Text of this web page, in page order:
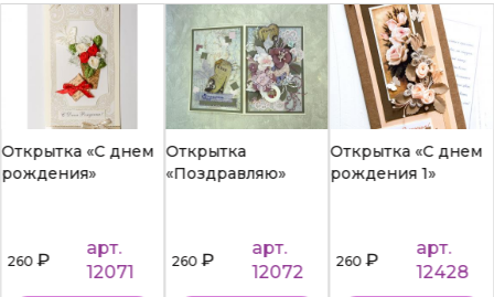
Открытка «С днем
рождения»
260 ₽
арт.
12071
Открытка
«Поздравляю»
260₽
арт.
12072
Открытка «С днем
рождения 1»
260₽
арт.
12428